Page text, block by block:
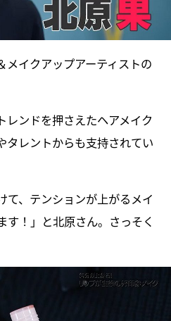
メイクアップアーティストの
レンドを押さえたヘアメイク
タレントからも支持されてい
て、テンションが上がるメイ
す！」と北原さん。さっそく